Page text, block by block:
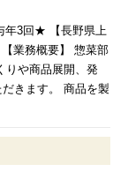
年3回★ 【長野県上
業務概要】 惣菜部
りや商品展開、発
きます。 商品を製